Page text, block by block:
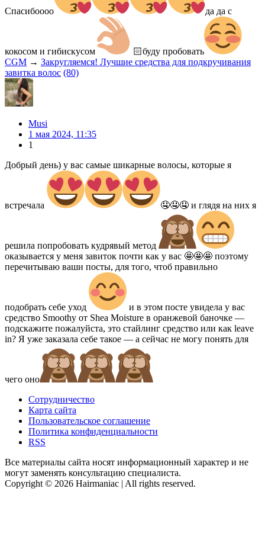
Спасибоооо да да с
кокосом и гибискусом
🏻буду пробовать
CGM → Закругляемся! Лучшие средства для подкручивания
завитка волос (80)
Musi
1 мая 2024, 11:35
1
Добрый день) у вас самые шикарные волосы, которые я
встречала 🤤🤤🤤 и глядя на них я
решила попробовать кудрявый метод
оказывается у меня завиток почти как у вас 🤩🤩🤩 поэтому
перечитываю ваши посты, для того, чтоб правильно
подобрать себе уход
и в этом посте увидела у вас
средство Smoothy от Shea Moisture в оранжевой баночке —
подскажите пожалуйста, это стайлинг средство или как leave
in? Я уже заказала себе такое — а сейчас не могу понять для
чего оно
Сотрудничество
Карта сайта
Пользовательское соглашение
Политика конфиденциальности
RSS
Все материалы сайта носят информационный характер и не
могут заменять консультацию специалиста.
Copyright © 2026 Hairmaniac | All rights reserved.